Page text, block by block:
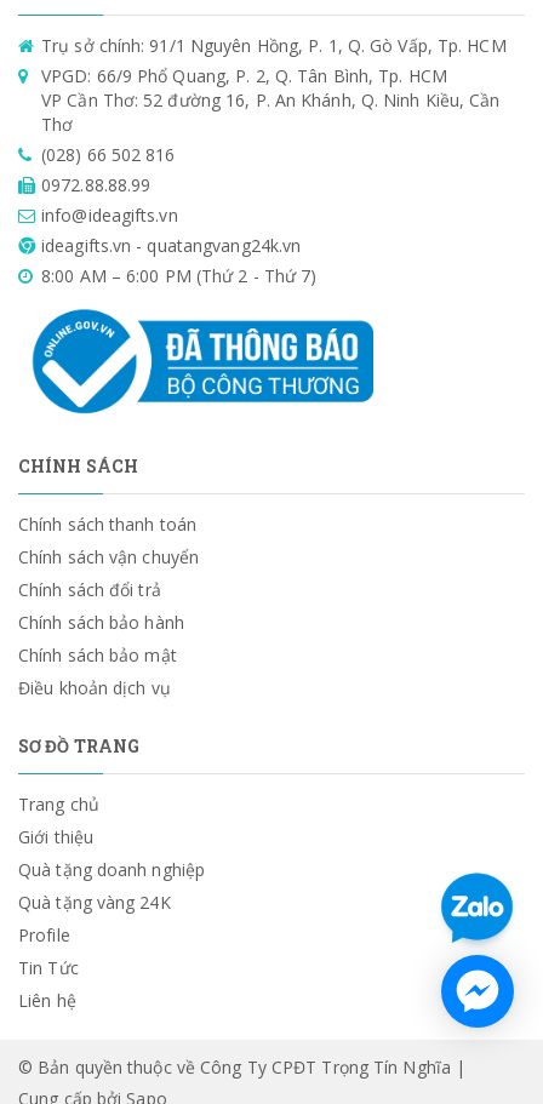
Trụ sở chính: 91/1 Nguyên Hồng, P. 1, Q. Gò Vấp, Tp. HCM
VPGD: 66/9 Phổ Quang, P. 2, Q. Tân Bình, Tp. HCM
VP Cần Thơ: 52 đường 16, P. An Khánh, Q. Ninh Kiều, Cần
Thơ
(028) 66 502 816
0972.88.88.99
info@ideagifts.vn
ideagifts.vn - quatangvang24k.vn
8:00 AM – 6:00 PM (Thứ 2 - Thứ 7)
CHÍNH SÁCH
Chính sách thanh toán
Chính sách vận chuyển
Chính sách đổi trả
Chính sách bảo hành
Chính sách bảo mật
Điều khoản dịch vụ
SƠ ĐỒ TRANG
Trang chủ
Giới thiệu
Quà tặng doanh nghiệp
Quà tặng vàng 24K
Profile
Tin Tức
Liên hệ
© Bản quyền thuộc về Công Ty CPĐT Trọng Tín Nghĩa |
Cung cấp bởi Sapo